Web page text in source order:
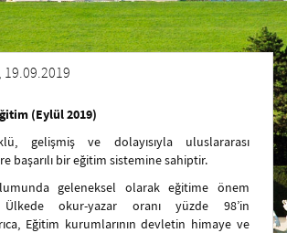
19.09.2019
(Eylül 2019)
gelişmiş ve dolayısıyla uluslararası
başarılı bir eğitim sistemine sahiptir.
geleneksel olarak eğitime önem
Ülkede okur-yazar oranı yüzde 98’in
Eğitim kurumlarının devletin himaye ve